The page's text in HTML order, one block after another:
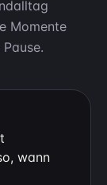
Momente
wann